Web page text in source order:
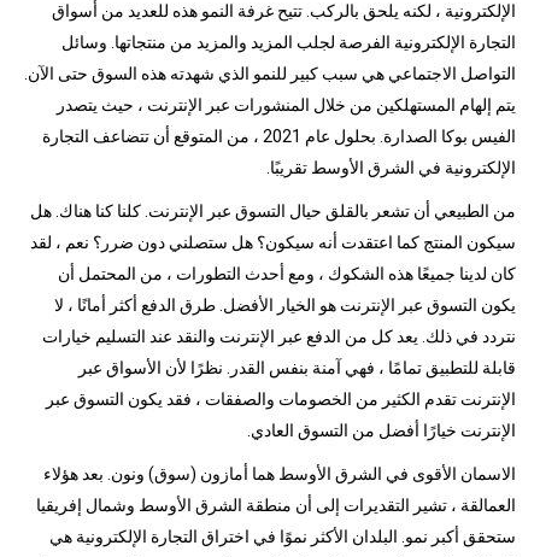
الإلكترونية ، لكنه يلحق بالركب. تتيح غرفة النمو هذه للعديد من أسواق
التجارة الإلكترونية الفرصة لجلب المزيد والمزيد من منتجاتها. وسائل
التواصل الاجتماعي هي سبب كبير للنمو الذي شهدته هذه السوق حتى الآن.
يتم إلهام المستهلكين من خلال المنشورات عبر الإنترنت ، حيث يتصدر
الفيس بوكا الصدارة. بحلول عام 2021 ، من المتوقع أن تتضاعف التجارة
الإلكترونية في الشرق الأوسط تقريبًا.
من الطبيعي أن تشعر بالقلق حيال التسوق عبر الإنترنت. كلنا كنا هناك. هل
سيكون المنتج كما اعتقدت أنه سيكون؟ هل ستصلني دون ضرر؟ نعم ، لقد
كان لدينا جميعًا هذه الشكوك ، ومع أحدث التطورات ، من المحتمل أن
يكون التسوق عبر الإنترنت هو الخيار الأفضل. طرق الدفع أكثر أمانًا ، لا
نتردد في ذلك. يعد كل من الدفع عبر الإنترنت والنقد عند التسليم خيارات
قابلة للتطبيق تمامًا ، فهي آمنة بنفس القدر. نظرًا لأن الأسواق عبر
الإنترنت تقدم الكثير من الخصومات والصفقات ، فقد يكون التسوق عبر
الإنترنت خيارًا أفضل من التسوق العادي.
الاسمان الأقوى في الشرق الأوسط هما أمازون (سوق) ونون. بعد هؤلاء
العمالقة ، تشير التقديرات إلى أن منطقة الشرق الأوسط وشمال إفريقيا
ستحقق أكبر نمو. البلدان الأكثر نموًا في اختراق التجارة الإلكترونية هي